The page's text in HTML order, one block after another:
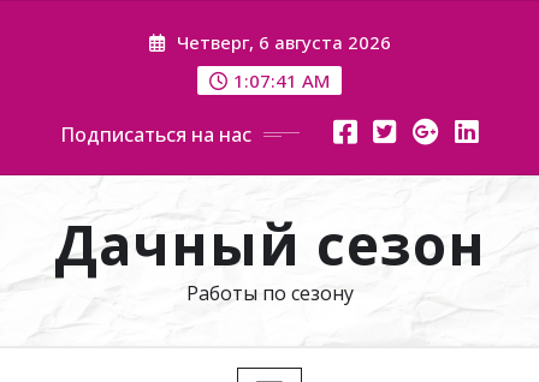
Четверг, 6 августа 2026
1:07:42 AM
Подписаться на нас
Дачный сезон
Работы по сезону